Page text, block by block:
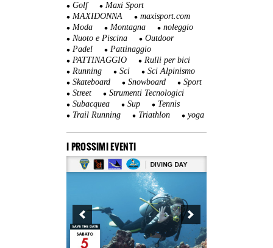
Golf
Maxi Sport
MAXIDONNA
maxisport.com
Moda
Montagna
noleggio
Nuoto e Piscina
Outdoor
Padel
Pattinaggio
PATTINAGGIO
Rulli per bici
Running
Sci
Sci Alpinismo
Skateboard
Snowboard
Sport
Street
Strumenti Tecnologici
Subacquea
Sup
Tennis
Trail Running
Triathlon yoga
I PROSSIMI EVENTI